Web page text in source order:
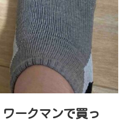
ークマンで買っ